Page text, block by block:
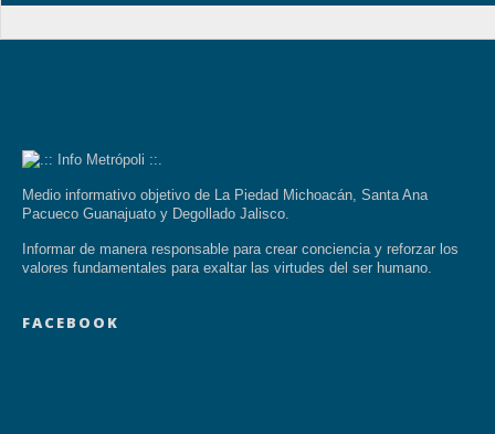
Medio informativo objetivo de La Piedad Michoacán, Santa Ana
Pacueco Guanajuato y Degollado Jalisco.
Informar de manera responsable para crear conciencia y reforzar los
valores fundamentales para exaltar las virtudes del ser humano.
FACEBOOK